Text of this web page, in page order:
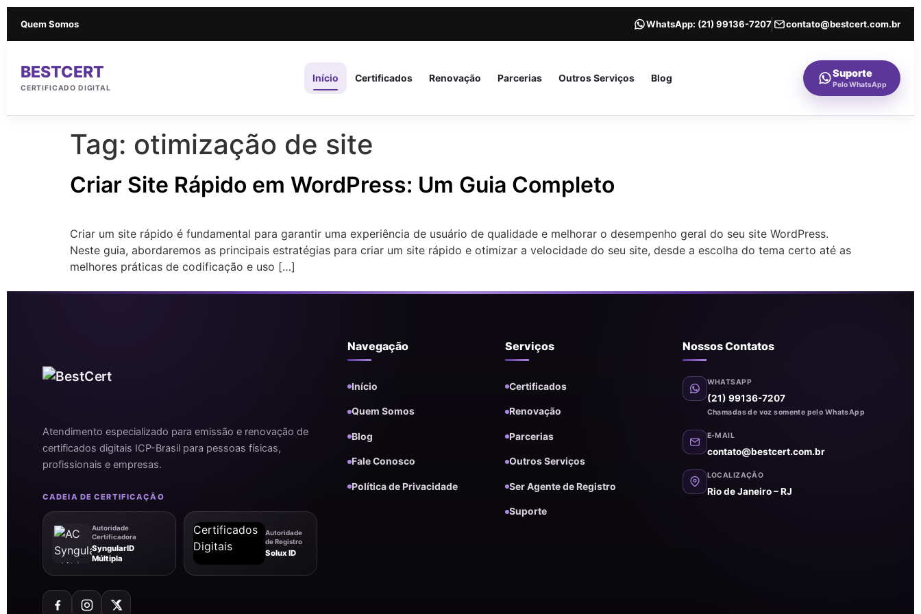
Quem Somos WhatsApp: (21) 99136-7207 contato@bestcert.com.br
BESTCERT
CERTIFICADO DIGITAL
Início Certificados Renovação Parcerias Outros Serviços Blog Suporte
Pelo WhatsApp
Tag: otimização de site
Criar Site Rápido em WordPress: Um Guia Completo
Criar um site rápido é fundamental para garantir uma experiência de usuário de qualidade e melhorar o desempenho geral do seu site WordPress.
Neste guia, abordaremos as principais estratégias para criar um site rápido e otimizar a velocidade do seu site, desde a escolha do tema certo até as
melhores práticas de codificação e uso […]
Atendimento especializado para emissão e renovação de
certificados digitais ICP-Brasil para pessoas físicas,
profissionais e empresas.
CADEIA DE CERTIFICAÇÃO
Autoridade
Certificadora
SyngularID
Múltipla
Autoridade
de Registro
Solux ID
Navegação
Início
Quem Somos
Blog
Fale Conosco
Política de Privacidade
Serviços
Certificados
Renovação
Parcerias
Outros Serviços
Ser Agente de Registro
Suporte
Nossos Contatos
WHATSAPP
(21) 99136-7207
Chamadas de voz somente pelo WhatsApp
E-MAIL
contato@bestcert.com.br
LOCALIZAÇÃO
Rio de Janeiro – RJ